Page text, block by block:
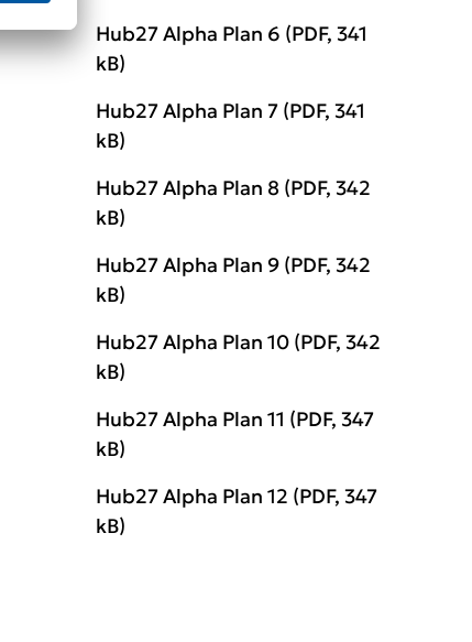
Hub27 Alpha Plan 6 (PDF, 341
kB)
Hub27 Alpha Plan 7 (PDF, 341
kB)
Hub27 Alpha Plan 8 (PDF, 342
kB)
Hub27 Alpha Plan 9 (PDF, 342
kB)
Hub27 Alpha Plan 10 (PDF, 342
kB)
Hub27 Alpha Plan 11 (PDF, 347
kB)
Hub27 Alpha Plan 12 (PDF, 347
kB)